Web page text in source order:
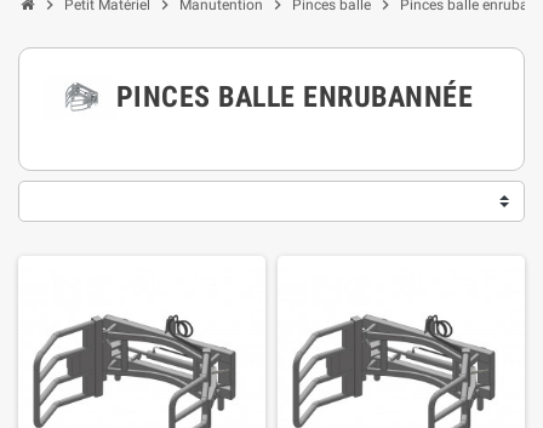
chevron_right Petit Matériel chevron_right Manutention chevron_right Pinces balle chevron_right Pinces balle
PINCES BALLE ENRUBANNÉE